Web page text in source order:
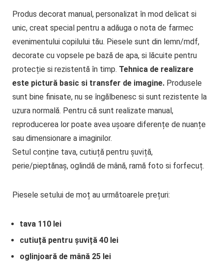
Produs decorat manual, personalizat în mod delicat si
unic, creat special pentru a adăuga o nota de farmec
evenimentului copilului tău. Piesele sunt din lemn/mdf,
decorate cu vopsele pe bază de apa, si lăcuite pentru
protecție si rezistentă în timp. Tehnica de realizare
este pictură basic si transfer de imagine.Produsele
sunt bine finisate, nu se îngălbenesc si sunt rezistente la
uzura normală. Pentru că sunt realizate manual,
reproducerea lor poate avea ușoare diferențe de nuanțe
sau dimensionare a imaginilor.
Setul conține tava, cutiuță pentru șuviță,
perie/pieptănaș, oglindă de mână, ramă foto si forfecuț.
Piesele setului de moț au următoarele prețuri:
tava 110 lei
cutiuță pentru șuviță 40 lei
oglinjoară de mână 25 lei